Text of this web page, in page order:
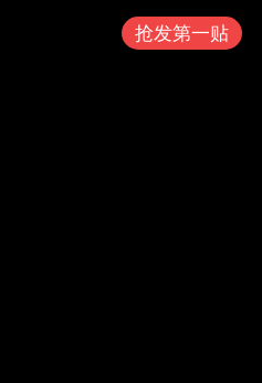
抢发第一贴